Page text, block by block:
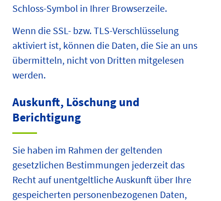
Schloss-Symbol in Ihrer Browserzeile.
Wenn die SSL- bzw. TLS-Verschlüsselung
aktiviert ist, können die Daten, die Sie an uns
übermitteln, nicht von Dritten mitgelesen
werden.
Auskunft, Löschung und
Berichtigung
Sie haben im Rahmen der geltenden
gesetzlichen Bestimmungen jederzeit das
Recht auf unentgeltliche Auskunft über Ihre
gespeicherten personenbezogenen Daten,